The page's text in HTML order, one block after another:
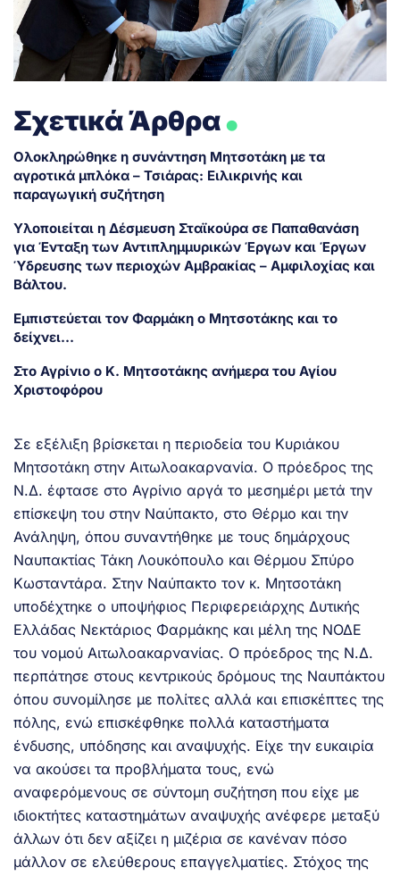
Σχετικά Άρθρα.
Ολοκληρώθηκε η συνάντηση Μητσοτάκη με τα
αγροτικά μπλόκα – Τσιάρας: Ειλικρινής και
παραγωγική συζήτηση
Υλοποιείται η Δέσμευση Σταϊκούρα σε Παπαθανάση
για Ένταξη των Αντιπλημμυρικών Έργων και Έργων
Ύδρευσης των περιοχών Αμβρακίας – Αμφιλοχίας και
Βάλτου.
Εμπιστεύεται τον Φαρμάκη ο Μητσοτάκης και το
δείχνει…
Στο Αγρίνιο ο Κ. Μητσοτάκης ανήμερα του Αγίου
Χριστοφόρου
Σε εξέλιξη βρίσκεται η περιοδεία του Κυριάκου
Μητσοτάκη στην Αιτωλοακαρνανία. Ο πρόεδρος της
Ν.Δ. έφτασε στο Αγρίνιο αργά το μεσημέρι μετά την
επίσκεψη του στην Ναύπακτο, στο Θέρμο και την
Ανάληψη, όπου συναντήθηκε με τους δημάρχους
Ναυπακτίας Τάκη Λουκόπουλο και Θέρμου Σπύρο
Κωσταντάρα. Στην Ναύπακτο τον κ. Μητσοτάκη
υποδέχτηκε ο υποψήφιος Περιφερειάρχης Δυτικής
Ελλάδας Νεκτάριος Φαρμάκης και μέλη της ΝΟΔΕ
του νομού Αιτωλοακαρνανίας. Ο πρόεδρος της Ν.Δ.
περπάτησε στους κεντρικούς δρόμους της Ναυπάκτου
όπου συνομίλησε με πολίτες αλλά και επισκέπτες της
πόλης, ενώ επισκέφθηκε πολλά καταστήματα
ένδυσης, υπόδησης και αναψυχής. Είχε την ευκαιρία
να ακούσει τα προβλήματα τους, ενώ
αναφερόμενους σε σύντομη συζήτηση που είχε με
ιδιοκτήτες καταστημάτων αναψυχής ανέφερε μεταξύ
άλλων ότι δεν αξίζει η μιζέρια σε κανέναν πόσο
μάλλον σε ελεύθερους επαγγελματίες. Στόχος της